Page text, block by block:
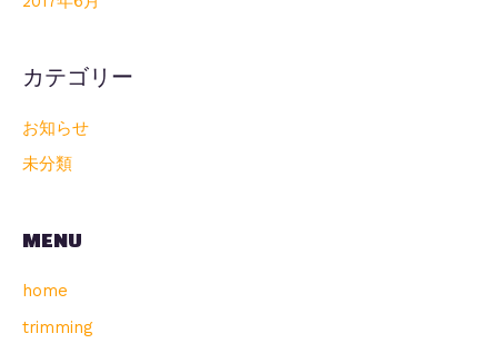
カテゴリー
お知らせ
未分類
MENU
home
trimming